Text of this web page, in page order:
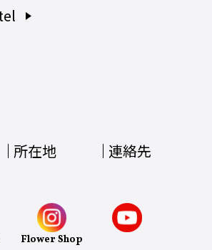
所在地
連絡先
Flower Shop